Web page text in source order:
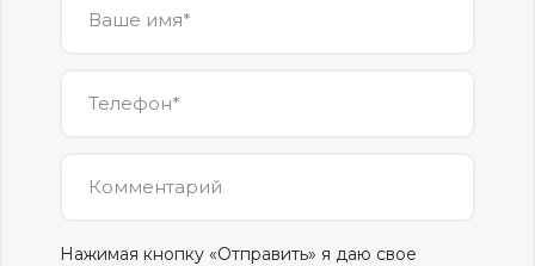
Ваше имя*
Телефон*
Комментарий
Нажимая кнопку «Отправить» я даю свое